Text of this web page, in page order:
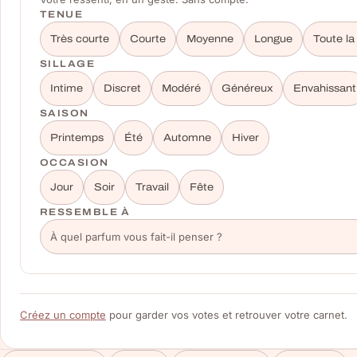
TENUE
Très courte Courte Moyenne Longue Toute
SILLAGE
Intime Discret Modéré Généreux Envahissant
SAISON
Printemps Été Automne Hiver
OCCASION
Jour Soir Travail Fête
RESSEMBLE À
Créez un compte pour garder vos votes et retrouver votre carnet.